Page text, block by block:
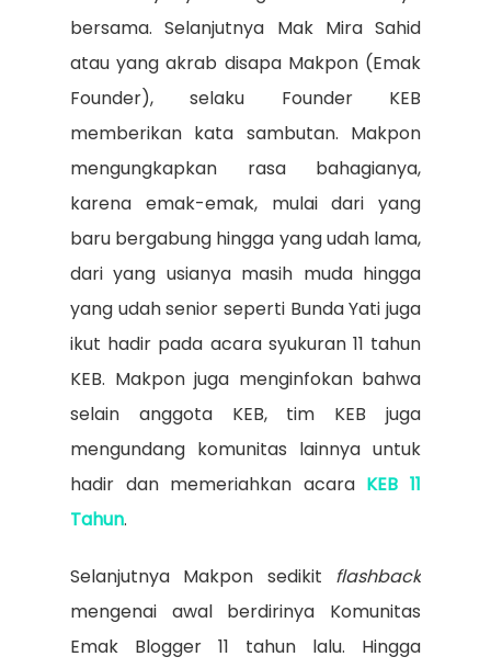
bersama. Selanjutnya Mak Mira Sahid
atau yang akrab disapa Makpon (Emak
Founder), selaku Founder KEB
memberikan kata sambutan. Makpon
mengungkapkan rasa bahagianya,
karena emak-emak, mulai dari yang
baru bergabung hingga yang udah lama,
dari yang usianya masih muda hingga
yang udah senior seperti Bunda Yati juga
ikut hadir pada acara syukuran 11 tahun
KEB. Makpon juga menginfokan bahwa
selain anggota KEB, tim KEB juga
mengundang komunitas lainnya untuk
hadir dan memeriahkan acara KEB 11
Tahun.
Selanjutnya Makpon sedikit flashback
mengenai awal berdirinya Komunitas
Emak Blogger 11 tahun lalu. Hingga